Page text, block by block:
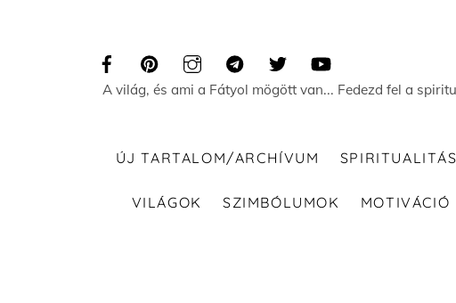
A világ, és ami a Fátyol mögött van... Fedezd fel a
ÚJ TARTALOM/ARCHÍVUM SPIRITUALITÁS
VILÁGOK SZIMBÓLUMOK MOTIVÁCIÓ